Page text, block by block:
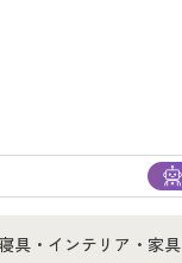
具・インテリア・家具